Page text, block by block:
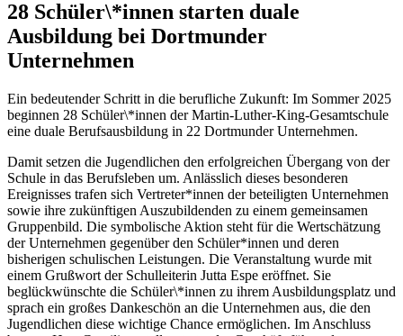
28 Schüler\*innen starten duale
Ausbildung bei Dortmunder
Unternehmen
Ein bedeutender Schritt in die berufliche Zukunft: Im Sommer 2025
beginnen 28 Schüler\*innen der Martin-Luther-King-Gesamtschule
eine duale Berufsausbildung in 22 Dortmunder Unternehmen.
Damit setzen die Jugendlichen den erfolgreichen Übergang von der
Schule in das Berufsleben um. Anlässlich dieses besonderen
Ereignisses trafen sich Vertreter*innen der beteiligten Unternehmen
sowie ihre zukünftigen Auszubildenden zu einem gemeinsamen
Gruppenbild. Die symbolische Aktion steht für die Wertschätzung
der Unternehmen gegenüber den Schüler*innen und deren
bisherigen schulischen Leistungen. Die Veranstaltung wurde mit
einem Grußwort der Schulleiterin Jutta Espe eröffnet. Sie
beglückwünschte die Schüler\*innen zu ihrem Ausbildungsplatz und
sprach ein großes Dankeschön an die Unternehmen aus, die den
Jugendlichen diese wichtige Chance ermöglichen. Im Anschluss